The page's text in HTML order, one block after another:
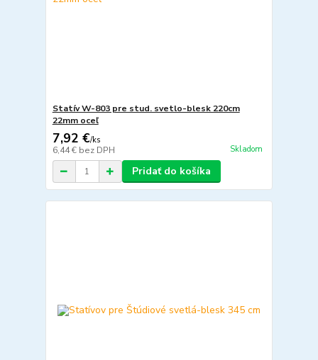
Statív W-803 pre stud. svetlo-blesk 220cm
22mm oceľ
7,92 €/ks
6,44 € bez DPH Skladom
Pridať do košíka